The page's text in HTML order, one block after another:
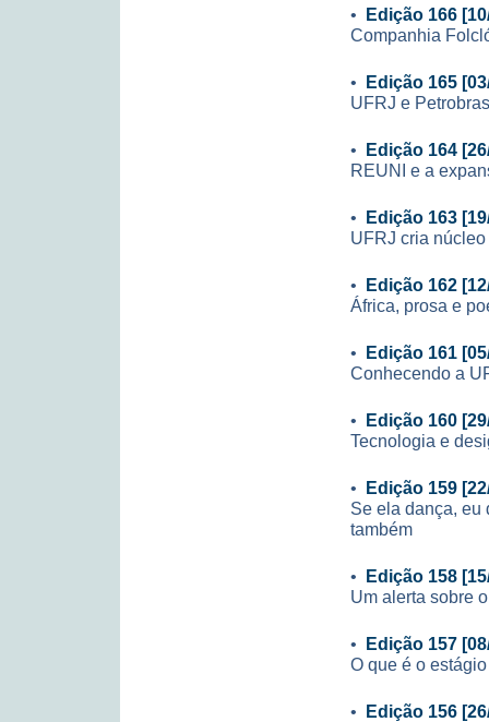
• Edição 166
Companhia
• Edição 165
UFRJ e
• Edição 164
REUNI e a
• Edição 163
UFRJ cria
• Edição 162
África, prosa e
• Edição 161
Conhecendo a
• Edição 160
Tecnologia e
• Edição 159
Se ela dança, eu
também
• Edição 158
Um alerta sobre
• Edição 157
O que é o
• Edição 156